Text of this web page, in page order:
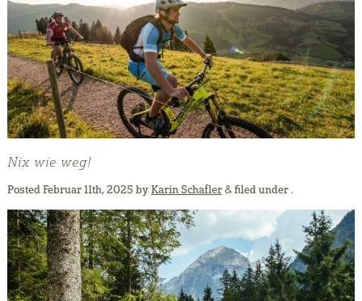
Nix wie weg!
Posted Februar 11th, 2025 by Karin Schafler &filed under .